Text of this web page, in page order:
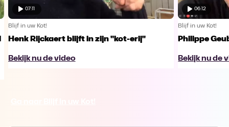
07:11
Blijf in uw Kot!
Henk Rijckaert blijft in zijn "kot-erij"
Bekijk nu de video
06:12
Blijf in uw Kot!
Philippe
Bekijk nu de